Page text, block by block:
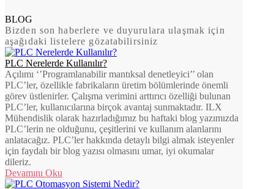
BLOG
Bizden son haberlere ve duyurulara ulaşmak için
aşağıdaki listelere gözatabilirsiniz
PLC Nerelerde Kullanılır?
Açılımı ‘’Programlanabilir mantıksal denetleyici’’ olan
PLC’ler, özellikle fabrikaların üretim bölümlerinde önemli
görev üstlenirler. Çalışma verimini arttırıcı özelliği bulunan
PLC’ler, kullanıcılarına birçok avantaj sunmaktadır. ILX
Mühendislik olarak hazırladığımız bu haftaki blog yazımızda
PLC’lerin ne olduğunu, çeşitlerini ve kullanım alanlarını
anlatacağız. PLC’ler hakkında detaylı bilgi almak isteyenler
için faydalı bir blog yazısı olmasını umar, iyi okumalar
dileriz.
Devamını Oku